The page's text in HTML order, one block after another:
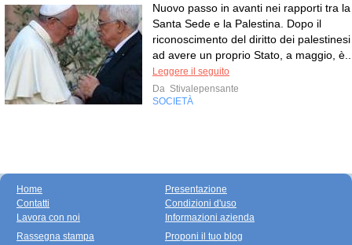
Nuovo passo in avanti nei rapporti tra la
Santa Sede e la Palestina. Dopo il
riconoscimento del diritto dei palestinesi
ad avere un proprio Stato, a maggio,
Leggere il seguito
Da Stivalepensante
SOCIETÀ
Home
Contatti
Lavora con noi
Presentazione
Condizioni d'uso
Informazioni azienda
Rassegna stampa
Proponi il tuo blog